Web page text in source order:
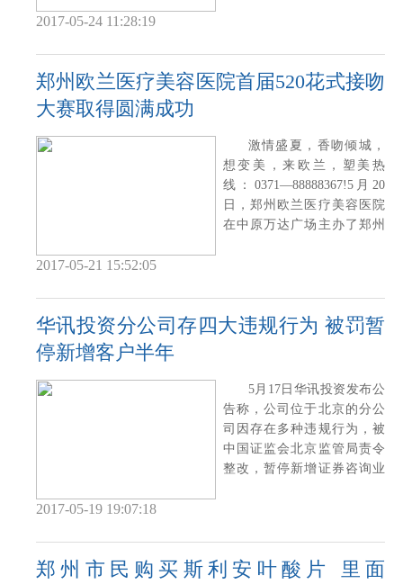
2017-05-24 11:28:19
郑州欧兰医疗美容医院首届520花式接吻
大赛取得圆满成功
激情盛夏，香吻倾城，
想变美，来欧兰，塑美热
线：0371—88888367!5月20
日，郑州欧兰医疗美容医院
在中原万达广场主办了郑州
2017-05-21 15:52:05
华讯投资分公司存四大违规行为 被罚暂
停新增客户半年
5月17日华讯投资发布公
告称，公司位于北京的分公
司因存在多种违规行为，被
中国证监会北京监管局责令
整改，暂停新增证券咨询业
2017-05-19 19:07:18
郑州市民购买斯利安叶酸片 里面